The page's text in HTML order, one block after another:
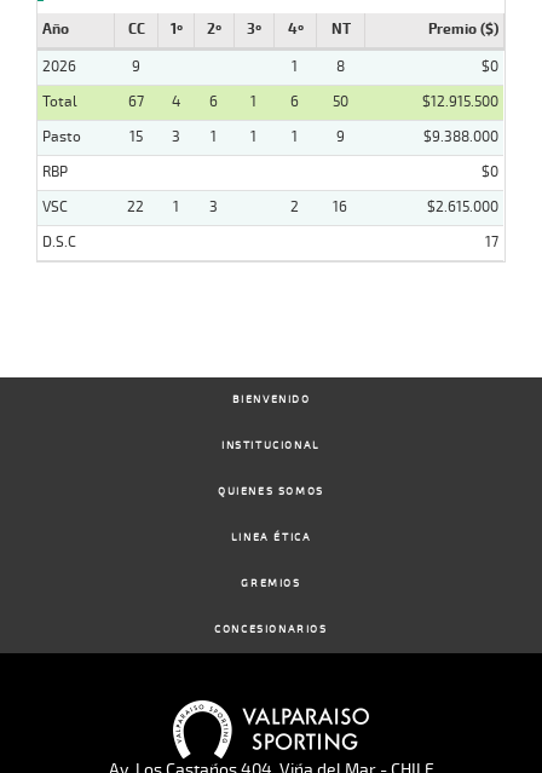
Año CC 1º 2º 3º 4º NT Premio ($)
2026 9 1 8
$0
Total
67 4 6 1 6 50
$12.915.500
Pasto
15 3 1 1 1 9
$9.388.000
RBP
$0
VSC
22 1 3 2 16
$2.615.000
D.S.C
17
BIENVENIDO
INSTITUCIONAL
QUIENES SOMOS
LINEA ÉTICA
GREMIOS
CONCESIONARIOS